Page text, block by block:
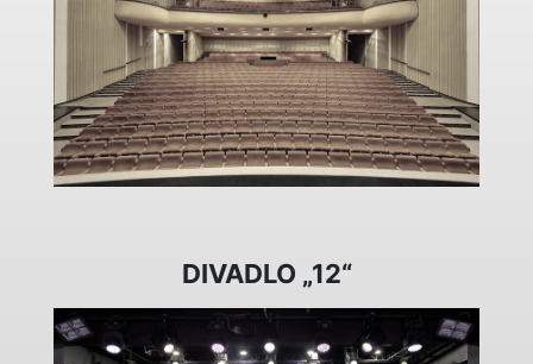
DIVADLO „12“